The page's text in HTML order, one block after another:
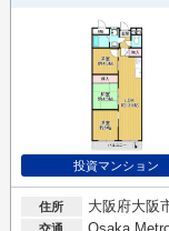
投資マンション
住所 大阪府大阪